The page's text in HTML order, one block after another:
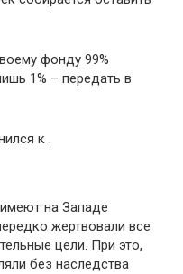
фонду 99%
1% – передать в
к .
на Западе
жертвовали все
цели. При это,
без наследства